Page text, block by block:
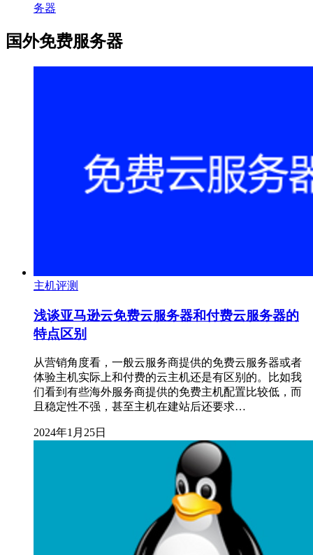
务器
国外免费服务器
主机评测
浅谈亚马逊云免费云服务器和付费云服务器的
特点区别
从营销角度看，一般云服务商提供的免费云服务器或者
体验主机实际上和付费的云主机还是有区别的。比如我
们看到有些海外服务商提供的免费主机配置比较低，而
且稳定性不强，甚至主机在建站后还要求…
2024年1月25日